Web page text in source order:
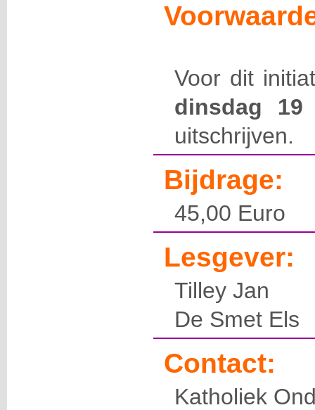
Voor dit
dinsdag 19
uitschrijven.
Bijdrage:
45,00 Euro
Lesgever:
Tilley Jan
De Smet Els
Contact:
Katholiek